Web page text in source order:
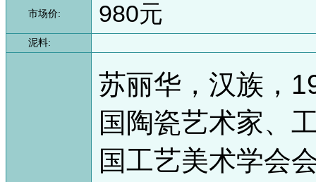
市场价: 980元
泥料:
苏丽华，汉族，
国陶瓷艺术家、
国工艺美术学会